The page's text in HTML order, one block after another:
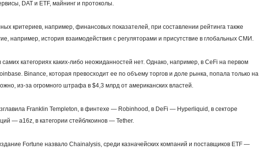
DAT и ETF, майнинг и протоколы.
критериев, например, финансовых показателей, при составлении рейтинга также
например, история взаимодействия с регуляторами и присутствие в глобальных СМИ.
самих категориях каких-либо неожиданностей нет. Однако, например, в CeFi на первом
Binance, которая превосходит ее по объему торгов и доле рынка, попала только на
из-за огромного штрафа в $4,3 млрд от американских властей.
Franklin Templeton, в финтехе — Robinhood, в DeFi — Hyperliquid, в секторе
— a16z, в категории стейблкоинов — Tether.
Fortune назвало Chainalysis, среди казначейских компаний и поставщиков ETF —